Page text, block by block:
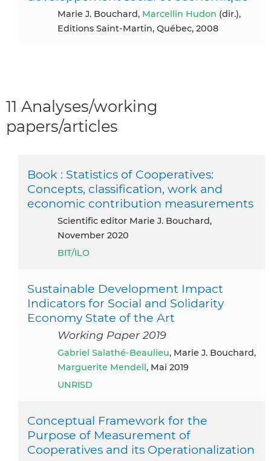
Marie J. Bouchard, Marcellin Hudon (dir.),
Editions Saint-Martin, Québec, 2008
11 Analyses/working
papers/articles
Book : Statistics of Cooperatives:
Concepts, classification, work and
economic contribution measurements
Scientific editor Marie J. Bouchard,
November 2020
BIT/ILO
Sustainable Development Impact
Indicators for Social and Solidarity
Economy State of the Art
Working Paper 2019
Gabriel Salathé-Beaulieu, Marie J. Bouchard,
Marguerite Mendell, Mai 2019
UNRISD
Conceptual Framework for the
Purpose of Measurement of
Cooperatives and its Operationalization